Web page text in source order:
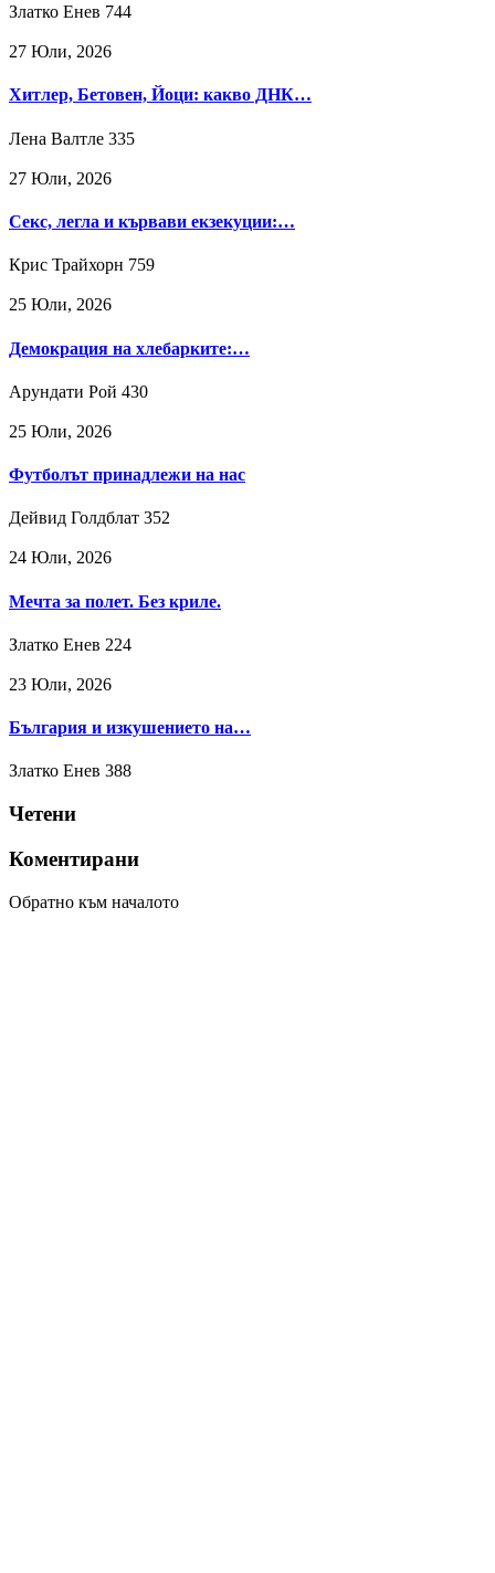
Златко Енев 744
27 Юли, 2026
Хитлер, Бетовен, Йоци: какво ДНК…
Лена Валтле 335
27 Юли, 2026
Секс, легла и кървави екзекуции:…
Крис Трайхорн 759
25 Юли, 2026
Демокрация на хлебарките:…
Арундати Рой 430
25 Юли, 2026
Футболът принадлежи на нас
Дейвид Голдблат 352
24 Юли, 2026
Мечта за полет. Без криле.
Златко Енев 224
23 Юли, 2026
България и изкушението на…
Златко Енев 388
Четени
Коментирани
Обратно към началото